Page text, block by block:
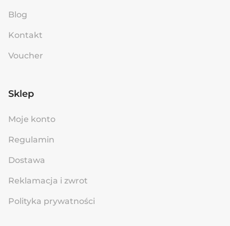
Blog
Kontakt
Voucher
Sklep
Moje konto
Regulamin
Dostawa
Reklamacja i zwrot
Polityka prywatności